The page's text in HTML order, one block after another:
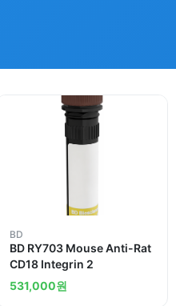
BD
BD RY703 Mouse Anti-Rat
CD18 Integrin 2
531,000원